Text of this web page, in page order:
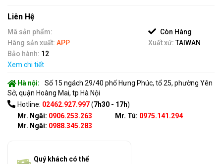
out
of
5
Liên Hệ
Mã sản phẩm:
Còn Hàng
Hãng sản xuất: APP Xuất xứ:TAIWAN
Bảo hành: 12
Xem chi tiết
Hà nội:
Số 15 ngách 29/40 phố Hưng Phúc, tổ 25, phường Yên
Sở, quận Hoàng Mai, tp Hà Nội
Hotline: 02462.927.997(7h30 - 17h)
Mr. Ngãi: 0906.253.263
Mr. Ngãi: 0988.345.283
Mr. Tú: 0975.141.294
Quý khách có thể